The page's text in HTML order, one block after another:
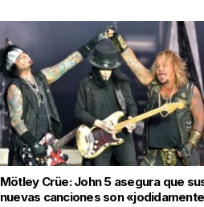
Mötley Crüe: John 5 asegura que
nuevas canciones son «jodidamente